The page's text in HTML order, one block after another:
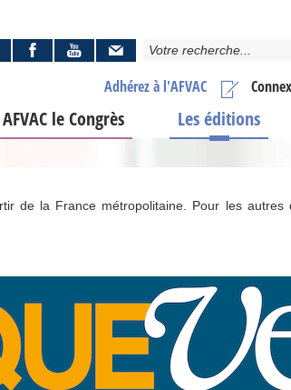
Adhérez à l'AFVAC
AFVAC le Congrès Les éditions
de la France métropolitaine. Pour les autres